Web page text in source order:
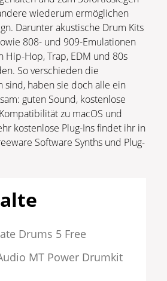
wiederum ermöglichen
Darunter akustische Drum Kits
808- und 909-Emulationen
Hip-Hop, Trap, EDM und 80s
So verschieden die
sind, haben sie doch alle ein
guten Sound, kostenlose
zu macOS und
kostenlose Plug-Ins findet ihr in
Software Synths und Plug-
Drums 5 Free
MT Power Drumkit